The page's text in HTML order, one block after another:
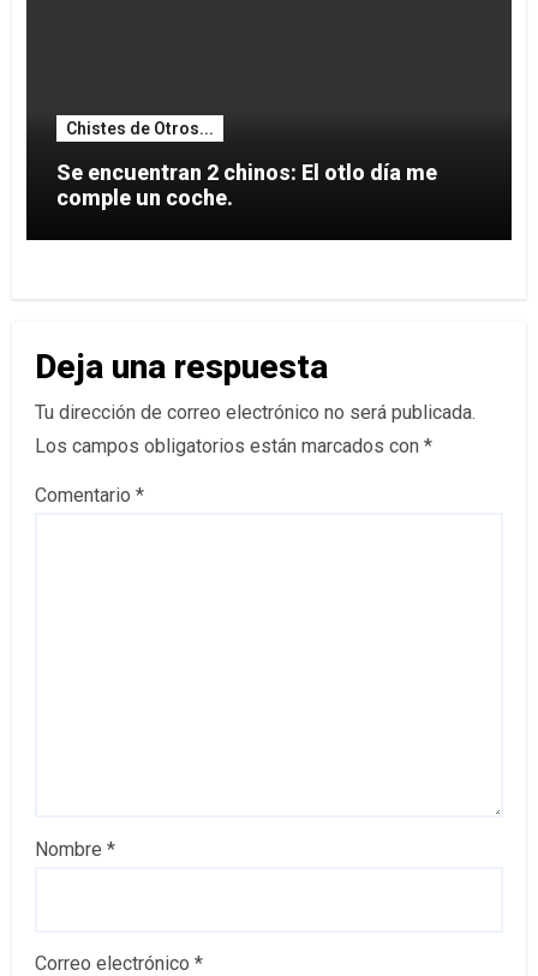
Chistes de Otros...
Se encuentran 2 chinos: El otlo día me
comple un coche.
Deja una respuesta
Tu dirección de correo electrónico no será publicada.
Los campos obligatorios están marcados con *
Comentario *
Nombre *
Correo electrónico *